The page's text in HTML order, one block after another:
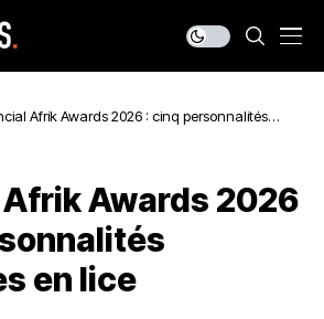
Afrik Awards 2026 : cinq personnalités
Awards 2026
en lice